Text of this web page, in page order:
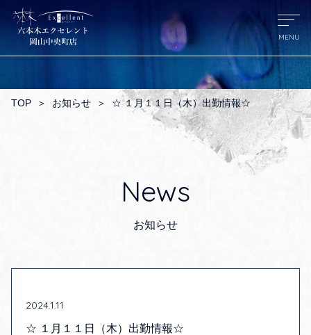
TOP ＞ お知らせ ＞ ☆ １月１１日（木）出勤情報☆
News
お知らせ
2024.1.11
☆ １月１１日（木）出勤情報☆